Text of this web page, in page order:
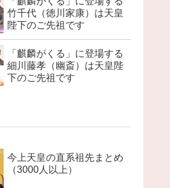
竹千代（徳川家康）は天皇
陛下のご先祖です
「麒麟がくる」に登場する
細川藤孝（幽斎）は天皇陛
下のご先祖です
今上天皇の直系祖先まとめ
（3000人以上）